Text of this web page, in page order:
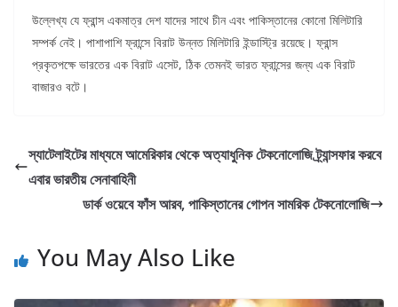
উল্লেখ্য যে ফ্রান্স একমাত্র দেশ যাদের সাথে চীন এবং পাকিস্তানের কোনো মিলিটারি
সম্পর্ক নেই। পাশাপাশি ফ্রান্সে বিরাট উন্নত মিলিটারি ইন্ডাস্ট্রি রয়েছে। ফ্রান্স
প্রকৃতপক্ষে ভারতের এক বিরাট এসেট, ঠিক তেমনই ভারত ফ্রান্সের জন্য এক বিরাট
বাজারও বটে।
স্যাটেলাইটের মাধ্যমে আমেরিকার থেকে অত্যাধুনিক টেকনোলোজি ট্র্যান্সফার করবে
এবার ভারতীয় সেনাবাহিনী
ডার্ক ওয়েবে ফাঁস আরব, পাকিস্তানের গোপন সামরিক টেকনোলোজি
You May Also Like